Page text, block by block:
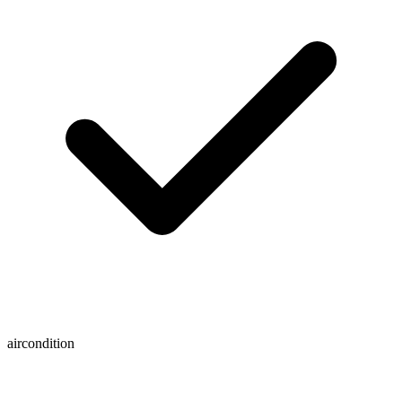
aircondition